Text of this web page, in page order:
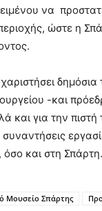
να
ώστε η
-και
και για την
και στη Σπάρτη.
Μουσείο Σπάρτης